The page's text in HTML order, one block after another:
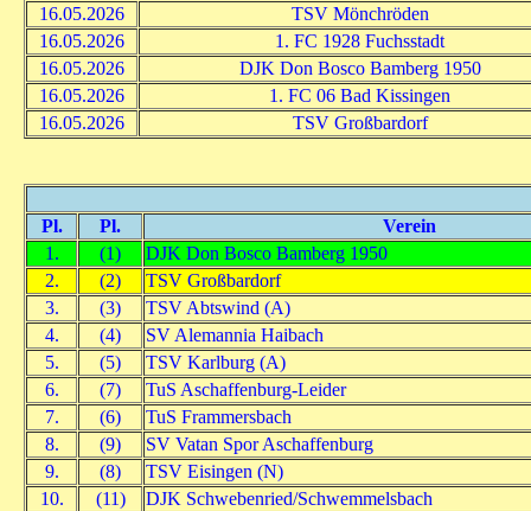
16.05.2026
TSV Mönchröden
16.05.2026
1. FC 1928 Fuchsstadt
16.05.2026
DJK Don Bosco Bamberg 1950
16.05.2026
1. FC 06 Bad Kissingen
16.05.2026
TSV Großbardorf
Pl. Pl.
Verein
1.
(1)
DJK Don Bosco Bamberg 1950
2.
(2)
TSV Großbardorf
3.
(3)
TSV Abtswind (A)
4.
(4)
SV Alemannia Haibach
5.
(5)
TSV Karlburg (A)
6.
(7)
TuS Aschaffenburg-Leider
7.
(6)
TuS Frammersbach
8.
(9)
SV Vatan Spor Aschaffenburg
9.
(8)
TSV Eisingen (N)
10.
(11)
DJK Schwebenried/Schwemmelsbach